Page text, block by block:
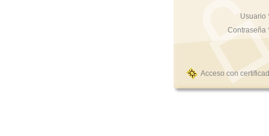
Usuario
Contraseña
Acceso con